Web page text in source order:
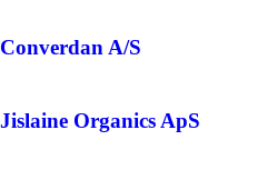
Converdan A/S
Jislaine Organics ApS